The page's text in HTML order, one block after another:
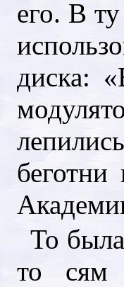
его. В
диска:
То
то сям